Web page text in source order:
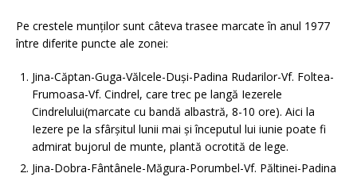
Pe crestele munților sunt câteva trasee marcate în anul 1977
între diferite puncte ale zonei:
Jina-Căptan-Guga-Vălcele-Duși-Padina Rudarilor-Vf. Foltea-
Frumoasa-Vf. Cindrel, care trec pe langă Iezerele
Cindrelului(marcate cu bandă albastră, 8-10 ore). Aici la
Iezere pe la sfârșitul lunii mai și începutul lui iunie poate fi
admirat bujorul de munte, plantă ocrotită de lege.
Jina-Dobra-Fântânele-Măgura-Porumbel-Vf. Păltinei-Padina